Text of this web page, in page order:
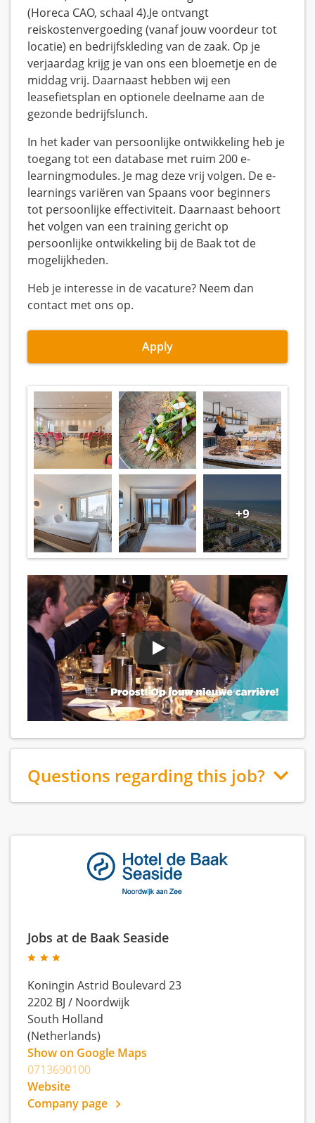
(Horeca CAO, schaal 4).Je ontvangt
reiskostenvergoeding (vanaf jouw voordeur tot
locatie) en bedrijfskleding van de zaak. Op je
verjaardag krijg je van ons een bloemetje en de
middag vrij. Daarnaast hebben wij een
leasefietsplan en optionele deelname aan de
gezonde bedrijfslunch.
In het kader van persoonlijke ontwikkeling heb je
toegang tot een database met ruim 200 e-
learningmodules. Je mag deze vrij volgen. De e-
learnings variëren van Spaans voor beginners
tot persoonlijke effectiviteit. Daarnaast behoort
het volgen van een training gericht op
persoonlijke ontwikkeling bij de Baak tot de
mogelijkheden.
Heb je interesse in de vacature? Neem dan
contact met ons op.
Apply
+9
Questions regarding this job?
Jobs at de Baak Seaside
Koningin Astrid Boulevard 23
2202 BJ / Noordwijk
South Holland
(Netherlands)
Show on Google Maps
0713690100
Website
Company page